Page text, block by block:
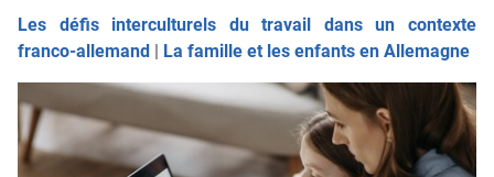
Les défis interculturels du travail dans un contexte
franco-allemand | La famille et les enfants en Allemagne